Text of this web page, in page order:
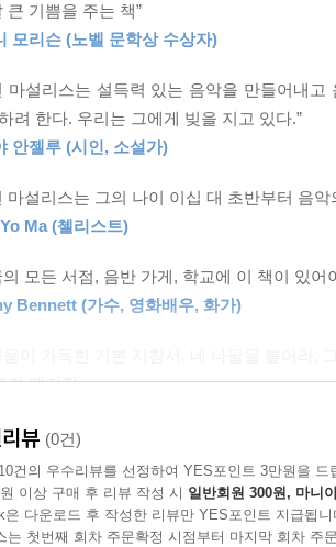
저자는 한 장（2장 「재즈라는 언어로 말하
트 코러스, 헤드차트, 리듬섹션, 기타, 트
서하게 느껴졌던 재즈 음악에도 일종의 질서
른 장（6장 「대가들이 주는 교훈」）에서
홀리데이, 존 루이스 등 가히 전설적인 재
들어갔던 그는 ‘모든 것’이라는 말로 블
서는 안타까운 심정을 내비치며, 마일스는,
인간의 온갖 희로애락이 녹아 있는 블루
레 연결된다. 마설리스는 책에서 피아니
은 경이驚異의 요소를 포함해야 한다. 아울러
큰 기쁨을 주는 책”
모리슨 (노벨 문학상 수상자)
마설리스는 설득력 있는 음악을 만들어내
려 한다. 우리는 그에게 빚을 지고 있다.”
안젤루 (시인, 소설가)
마설리스는 그의 나이 이십 대 초반부터 음
Ma (첼리스트)
의 모든 서점, 음반 가게, 학교에 이 책이 있어
Bennett (가수, 영화배우, 화가)
라 매거진
뷰 (0건)
건의 우수리뷰를 선정하여 YES포인트 3만원을 드
이상 구매 후 리뷰 작성 시 일반회원 300원, 마니
은 다운로드 후 작성한 리뷰만 YES포인트 지급됩니
는 첫번째 회차 주문확정 시점부터 마지막 회차 주